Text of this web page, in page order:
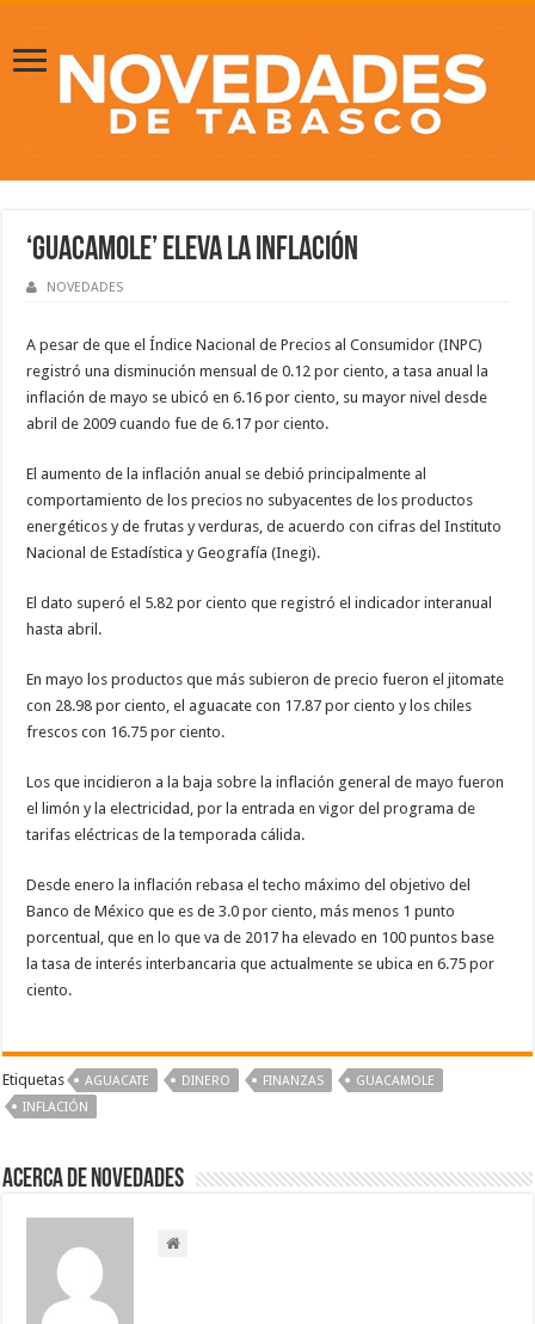
‘Guacamole’ eleva la inflación
NOVEDADES
A pesar de que el Índice Nacional de Precios al Consumidor (INPC)
registró una disminución mensual de 0.12 por ciento, a tasa anual la
inflación de mayo se ubicó en 6.16 por ciento, su mayor nivel desde
abril de 2009 cuando fue de 6.17 por ciento.
El aumento de la inflación anual se debió principalmente al
comportamiento de los precios no subyacentes de los productos
energéticos y de frutas y verduras, de acuerdo con cifras del Instituto
Nacional de Estadística y Geografía (Inegi).
El dato superó el 5.82 por ciento que registró el indicador interanual
hasta abril.
En mayo los productos que más subieron de precio fueron el jitomate
con 28.98 por ciento, el aguacate con 17.87 por ciento y los chiles
frescos con 16.75 por ciento.
Los que incidieron a la baja sobre la inflación general de mayo fueron
el limón y la electricidad, por la entrada en vigor del programa de
tarifas eléctricas de la temporada cálida.
Desde enero la inflación rebasa el techo máximo del objetivo del
Banco de México que es de 3.0 por ciento, más menos 1 punto
porcentual, que en lo que va de 2017 ha elevado en 100 puntos base
la tasa de interés interbancaria que actualmente se ubica en 6.75 por
ciento.
Etiquetas AGUACATE DINERO FINANZAS
GUACAMOLE
INFLACIÓN
Acerca de NOVEDADES